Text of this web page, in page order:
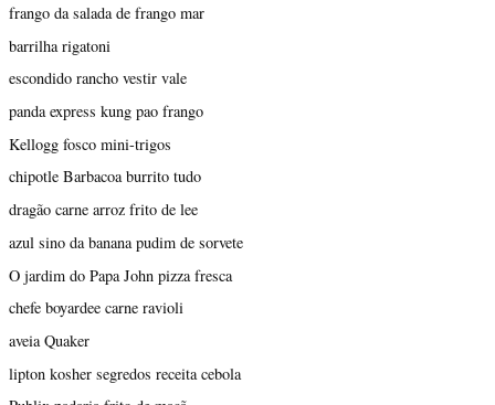
frango da salada de frango mar
barrilha rigatoni
escondido rancho vestir vale
panda express kung pao frango
Kellogg fosco mini-trigos
chipotle Barbacoa burrito tudo
dragão carne arroz frito de lee
azul sino da banana pudim de sorvete
O jardim do Papa John pizza fresca
chefe boyardee carne ravioli
aveia Quaker
lipton kosher segredos receita cebola